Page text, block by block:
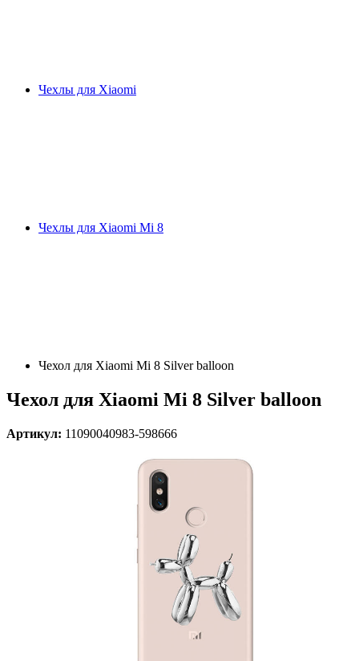
Чехлы для Xiaomi
Чехлы для Xiaomi Mi 8
Чехол для Xiaomi Mi 8 Silver balloon
Чехол для Xiaomi Mi 8 Silver balloon
Артикул: 11090040983-598666